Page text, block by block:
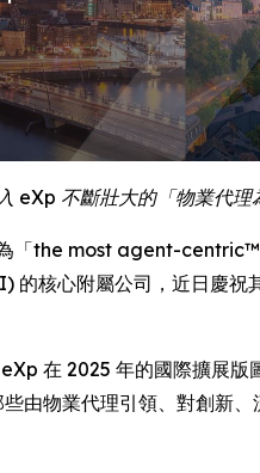
不斷壯大的「物業代理
「the most agent-
核心附屬公司，近日慶祝
在 2025 年的國際擴展版
由物業代理引領、對創新